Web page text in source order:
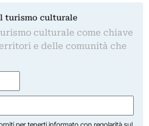
turismo culturale
culturale come chiave
e delle comunità che